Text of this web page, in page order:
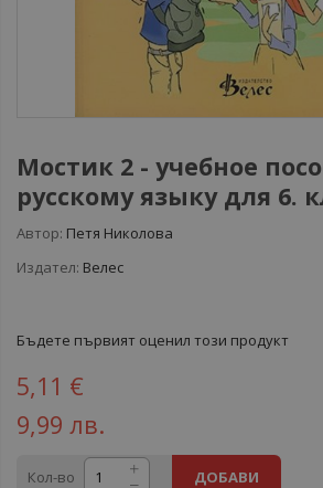
Мостик 2 - учебное
русскому языку для 6.
Автор: Петя Николова
Издател: Велес
Бъдете първият оценил този продукт
5,11 €
9,99 лв.
Кол-во ДОБАВИ